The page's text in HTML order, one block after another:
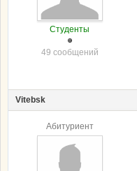
Студенты
49 сообщений
Vitebsk
Абитуриент